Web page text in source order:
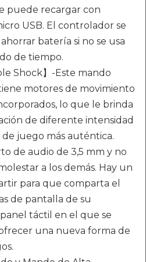
puede recargar con
USB. El controlador se
batería si no se usa
de tiempo.
Shock】-Este mando
motores de movimiento
lo que le brinda
de diferente intensidad
juego más auténtica.
de audio de 3,5 mm y no
a los demás. Hay un
para que comparta el
de pantalla de su
táctil en el que se
una nueva forma de